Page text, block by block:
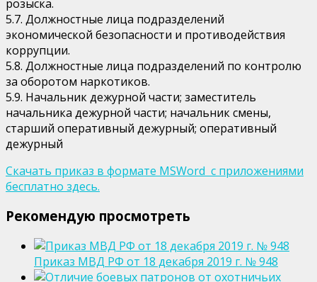
розыска.
5.7. Должностные лица подразделений
экономической безопасности и противодействия
коррупции.
5.8. Должностные лица подразделений по контролю
за оборотом наркотиков.
5.9. Начальник дежурной части; заместитель
начальника дежурной части; начальник смены,
старший оперативный дежурный; оперативный
дежурный
Скачать приказ в формате MSWord с приложениями
бесплатно здесь.
Рекомендую просмотреть
Приказ МВД РФ от 18 декабря 2019 г. № 948